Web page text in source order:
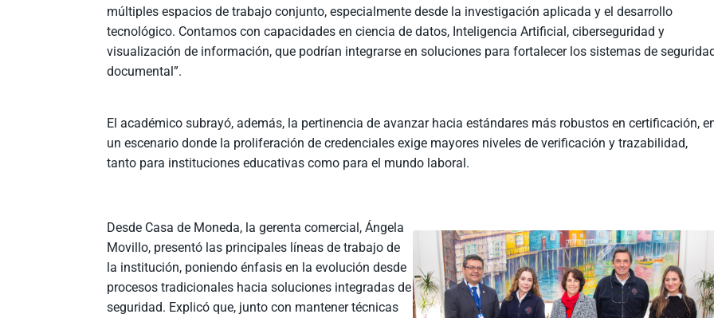
múltiples espacios de trabajo conjunto, especialmente desde la investigación aplicada y el desarrollo
tecnológico. Contamos con capacidades en ciencia de datos, Inteligencia Artificial, ciberseguridad y
visualización de información, que podrían integrarse en soluciones para fortalecer los sistemas de
documental”.
El académico subrayó, además, la pertinencia de avanzar hacia estándares más robustos en certificación,
un escenario donde la proliferación de credenciales exige mayores niveles de verificación y trazabilidad,
tanto para instituciones educativas como para el mundo laboral.
Desde Casa de Moneda, la gerenta comercial, Ángela
Movillo, presentó las principales líneas de trabajo de
la institución, poniendo énfasis en la evolución desde
procesos tradicionales hacia soluciones integradas de
seguridad. Explicó que, junto con mantener técnicas